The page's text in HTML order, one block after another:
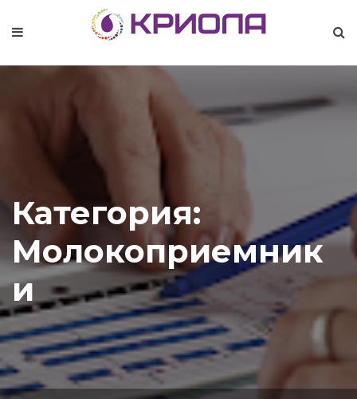
Категория:
Молокоприемник
и